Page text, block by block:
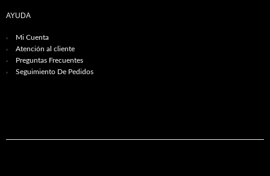
AYUDA
Mi Cuenta
Atención al cliente
Preguntas Frecuentes
Seguimiento De Pedidos